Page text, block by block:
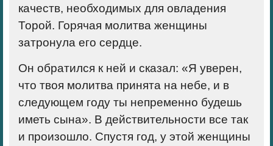
качеств, необходимых для овладения
Торой. Горячая молитва женщины
затронула его сердце.
Он обратился к ней и сказал: «Я уверен,
что твоя молитва принята на небе, и в
следующем году ты непременно будешь
иметь сына». В действительности все так
и произошло. Спустя год, у этой женщины